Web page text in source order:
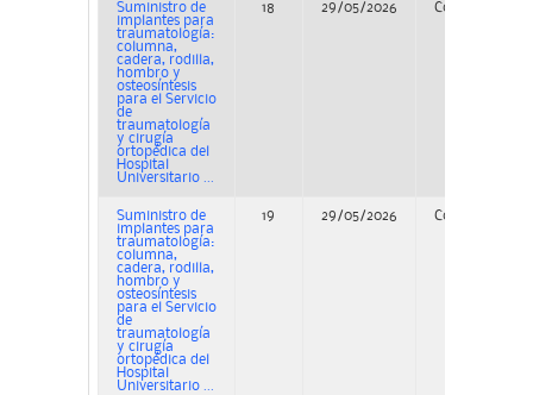
Suministro de
implantes para
traumatología:
columna,
cadera, rodilla,
hombro y
osteosíntesis
para el Servicio
de
traumatología
y cirugía
ortopédica del
Hospital
Universitario ...
18 29/05/2026 Concurso
Suministro de
implantes para
traumatología:
columna,
cadera, rodilla,
hombro y
osteosíntesis
para el Servicio
de
traumatología
y cirugía
ortopédica del
Hospital
Universitario ...
19 29/05/2026 Concurso